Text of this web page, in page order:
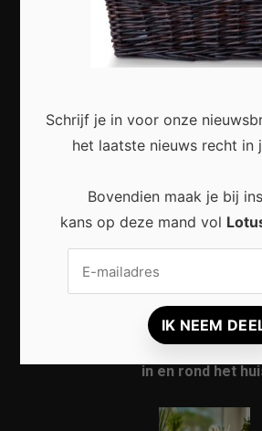
CULTUUR
Most Recent
in en rond het
Schrijf je in voor onze
het laatste nieuws recht in
Bovendien maak je bij
kans op deze mand vol